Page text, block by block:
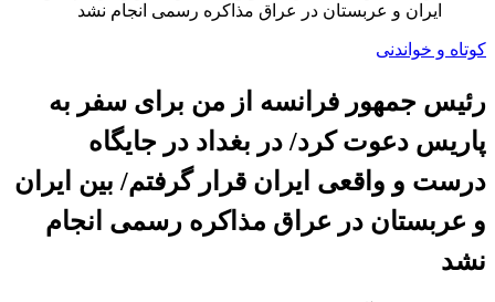
ایران و عربستان در عراق مذاکره رسمی انجام نشد
کوتاه و خواندنی
رئیس جمهور فرانسه از من برای سفر به
پاریس دعوت کرد/ در بغداد در جایگاه
درست و واقعی ایران قرار گرفتم/ بین ایران
و عربستان در عراق مذاکره رسمی انجام
نشد